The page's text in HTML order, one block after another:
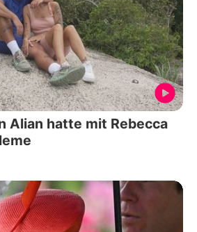
Alian hatte mit Rebecca